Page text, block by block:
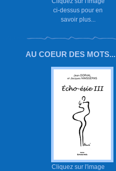
ci-dessus pour en
savoir plus...
AU COEUR DES MOTS...
Cliquez sur l'image